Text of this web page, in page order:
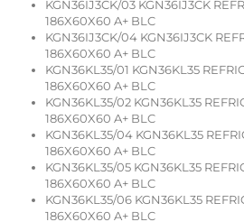
KGN36IJ3CK/03 KGN36IJ3CK
186X60X60 A+ BLC
KGN36IJ3CK/04 KGN36IJ3CK
186X60X60 A+ BLC
KGN36KL35/01 KGN36KL35
186X60X60 A+ BLC
KGN36KL35/02 KGN36KL35
186X60X60 A+ BLC
KGN36KL35/04 KGN36KL35
186X60X60 A+ BLC
KGN36KL35/05 KGN36KL35
186X60X60 A+ BLC
KGN36KL35/06 KGN36KL35
186X60X60 A+ BLC